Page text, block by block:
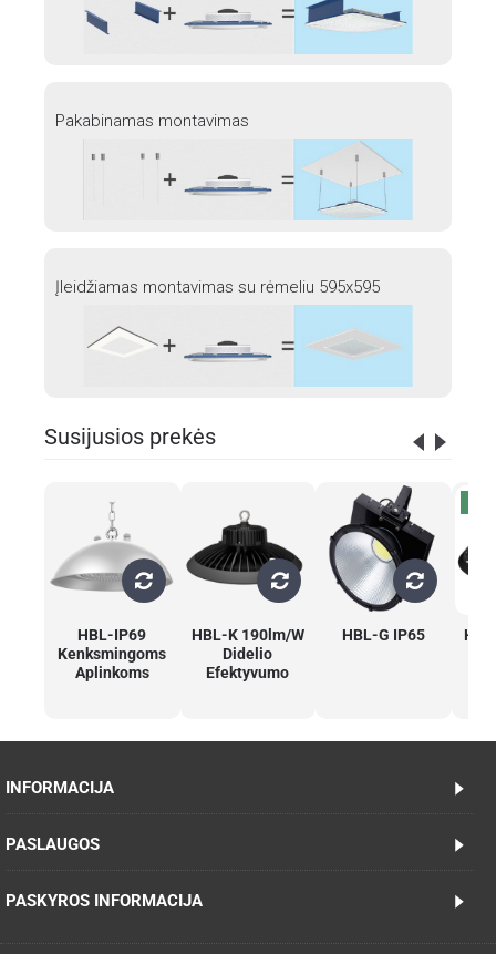
Pakabinamas montavimas
Įleidžiamas montavimas su rėmeliu 595x595
Susijusios prekės
HBL-IP69
Kenksmingoms
Aplinkoms
HBL-K 190lm/W
Didelio
Efektyvumo
HBL-G IP65
INFORMACIJA
PASLAUGOS
PASKYROS INFORMACIJA